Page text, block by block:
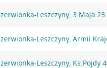
Leszczyny, 3 Maja 23
Leszczyny, Armii
Leszczyny, Ks.Pojdy